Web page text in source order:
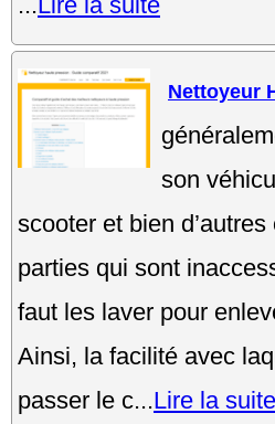
Nettoyeur
son
scooter et bien
parties qui sont
faut les laver pour
Ainsi, la facilité avec
passer le c...Lire la suite